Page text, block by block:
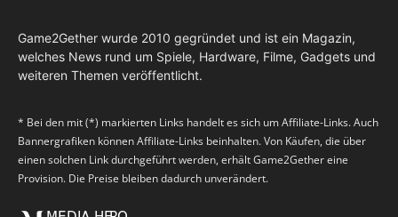
Game2Gether wurde 2010 gegründet und ist ein Magazin,
welches News rund um Spiele, Hardware, Filme, Gadgets und
weiteren Themen veröffentlicht.
* Bei den mit (*) markierten Links handelt es sich um Affiliate-Links. Auch
Bannergrafiken können Affiliate-Links beinhalten. Von Käufen, die über
einen solchen Link durchgeführt werden, erhält Game2Gether eine
Provision. Die Preise bleiben dadurch unverändert.